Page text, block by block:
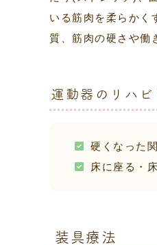
いる筋肉を柔らかく
質、筋肉の硬さや働
運動器のリハ
硬くなった
床に座る・
装具療法